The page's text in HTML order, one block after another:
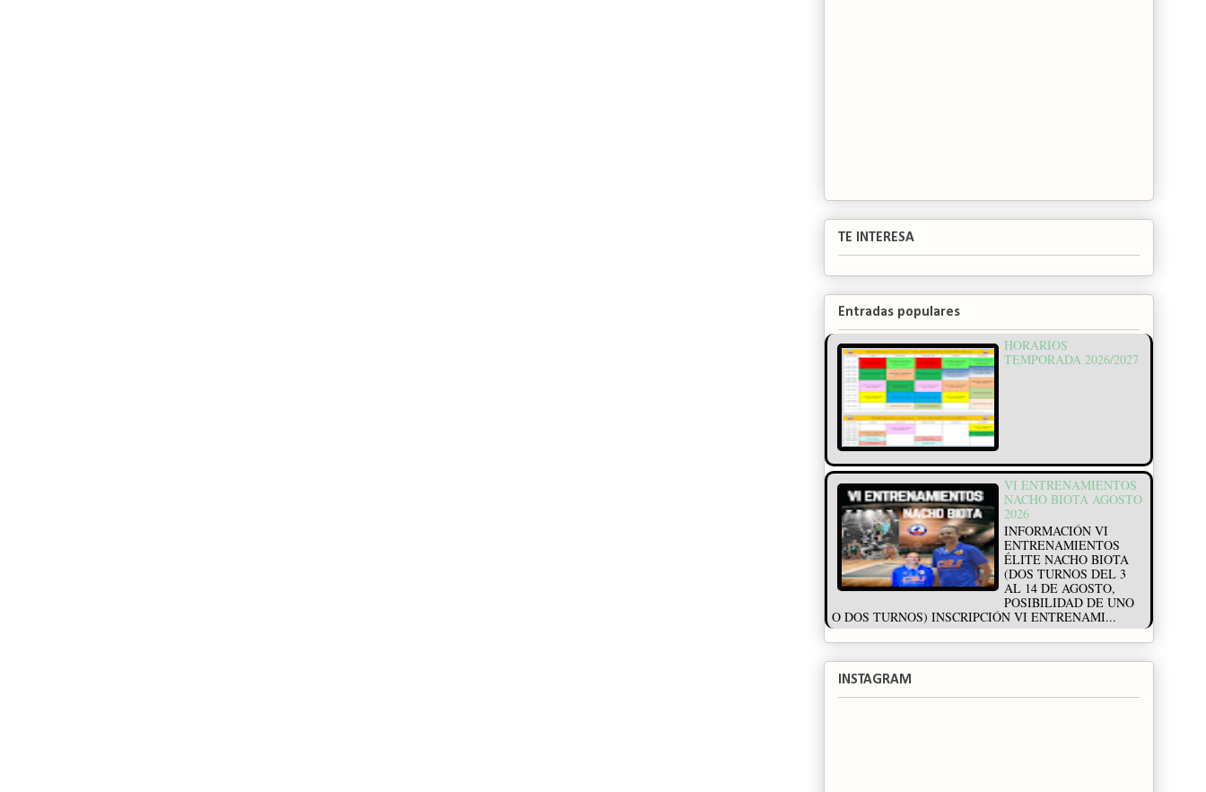
TE INTERESA
Entradas populares
HORARIOS
TEMPORADA 2026/2027
VI ENTRENAMIENTOS
NACHO BIOTA AGOSTO
2026
INFORMACIÓN VI
ENTRENAMIENTOS
ÉLITE NACHO BIOTA
(DOS TURNOS DEL 3
AL 14 DE AGOSTO,
POSIBILIDAD DE UNO
O DOS TURNOS) INSCRIPCIÓN VI ENTRENAMI...
INSTAGRAM